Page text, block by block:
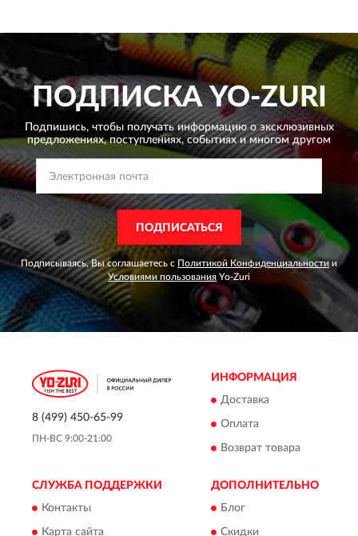
ПОДПИСКАYO-ZURI
Подпишись, чтобы получать информацию о эксклюзивных
предложениях,поступлениях, событиях и многом другом
ПОДПИСАТЬСЯ
Подписываясь, Вы соглашаетесь с Политикой Конфиденциальности и
Условиями пользования Yo-Zuri
8 (499) 450-65-99
ПН-ВС 9:00-21:00
ИНФОРМАЦИЯ
Доставка
Оплата
Возврат товара
СЛУЖБА ПОДДЕРЖКИ
Контакты
Карта сайта
ДОПОЛНИТЕЛЬНО
Блог
Скидки